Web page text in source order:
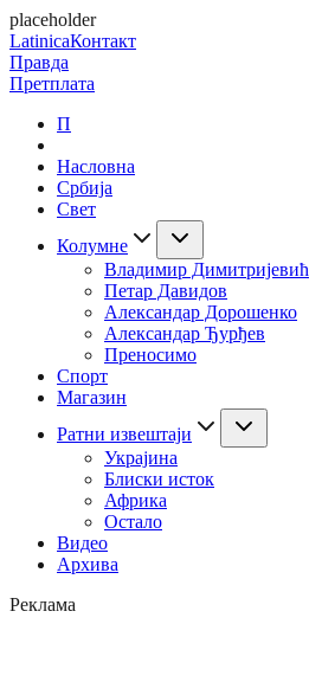
placeholder
LatinicaКонтакт
Правда
Претплата
П
Насловна
Србија
Свет
Колумне
Владимир Димитријевић
Петар Давидов
Александар Дорошенко
Александар Ђурђев
Преносимо
Спорт
Магазин
Ратни извештаји
Украјина
Блиски исток
Африка
Остало
Видео
Архива
Реклама